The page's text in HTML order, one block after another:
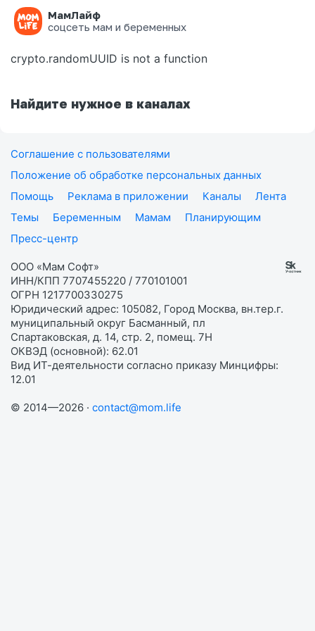
МамЛайф
соцсеть мам и беременных
Ошибка на странице
crypto.randomUUID is not a function
Найдите нужное в каналах
Соглашение с пользователями
Положение об обработке персональных данных
Помощь
Реклама в приложении Каналы
Лента
Темы
Беременным Мамам
Планирующим
Пресс-центр
ООО «Мам Софт»
ИНН/КПП 7707455220 / 770101001
ОГРН 1217700330275
Юридический адрес: 105082, Город Москва, вн.тер.г.
муниципальный округ Басманный, пл
Спартаковская, д. 14, стр. 2, помещ. 7Н
ОКВЭД (основной): 62.01
Вид ИТ-деятельности согласно приказу Минцифры:
12.01
© 2014—2026 · contact@mom.life